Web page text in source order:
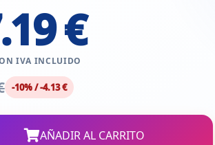
€
IVA INCLUIDO
-10% / -4.13 €
AÑADIR AL CARRITO